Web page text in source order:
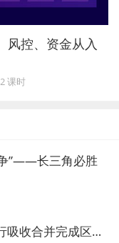
迪可以通过三电技
进行突破，但要想
实力的同时，更需
高精尖技术等硬
迪汉两款旗舰车
助比亚迪销量屡
量重任。
，比亚迪销售新
风控、资金从入
课时
”——长三角必胜
四川江油农商行获批解散 绵阳农商行吸收合并完成区域银行整合